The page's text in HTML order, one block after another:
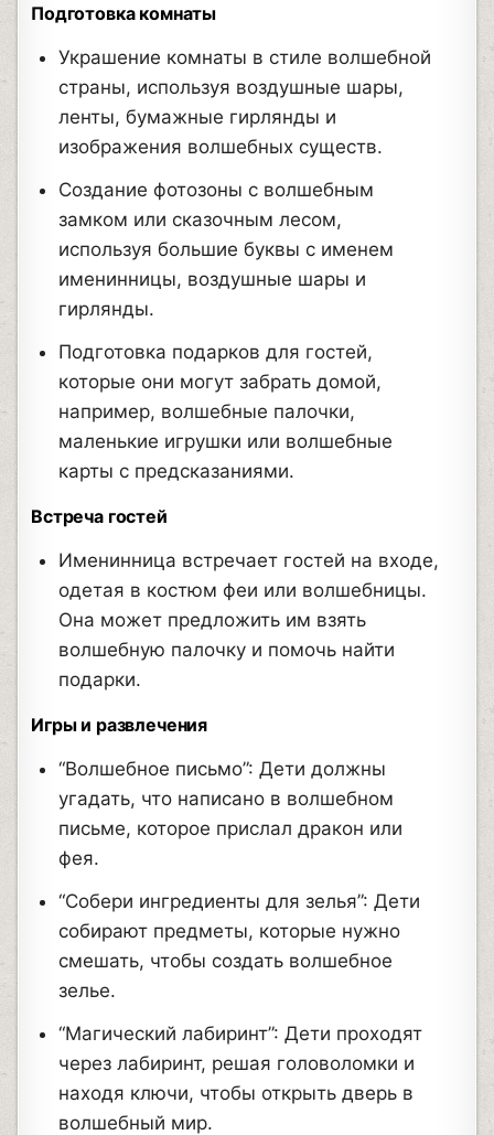
Подготовка комнаты
Украшение комнаты в стиле волшебной
страны, используя воздушные шары,
ленты, бумажные гирлянды и
изображения волшебных существ.
Создание фотозоны с волшебным
замком или сказочным лесом,
используя большие буквы с именем
именинницы, воздушные шары и
гирлянды.
Подготовка подарков для гостей,
которые они могут забрать домой,
например, волшебные палочки,
маленькие игрушки или волшебные
карты с предсказаниями.
Встреча гостей
Именинница встречает гостей на входе,
одетая в костюм феи или волшебницы.
Она может предложить им взять
волшебную палочку и помочь найти
подарки.
Игры и развлечения
“Волшебное письмо”: Дети должны
угадать, что написано в волшебном
письме, которое прислал дракон или
фея.
“Собери ингредиенты для зелья”: Дети
собирают предметы, которые нужно
смешать, чтобы создать волшебное
зелье.
“Магический лабиринт”: Дети проходят
через лабиринт, решая головоломки и
находя ключи, чтобы открыть дверь в
волшебный мир.